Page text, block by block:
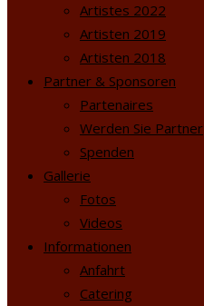
Artistes 2022
Artisten 2019
Artisten 2018
Partner & Sponsoren
Partenaires
Werden Sie Partner
Spenden
Gallerie
Fotos
Videos
Informationen
Anfahrt
Catering